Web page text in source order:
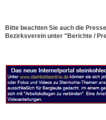
Bitte beachten Sie auch die
Bezirksverein unter "Berichte /